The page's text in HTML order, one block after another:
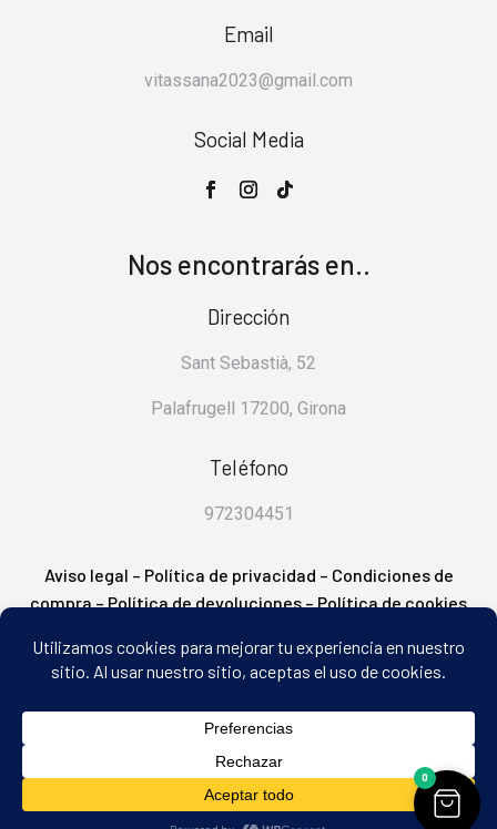
Email
vitassana2023@gmail.com
Social Media
Nos encontrarás en..
Dirección
Sant Sebastià, 52
Palafrugell 17200, Girona
Teléfono
972304451
Aviso legal – Política de privacidad – Condiciones de
compra–Política de devoluciones–Política de cookies
2
0